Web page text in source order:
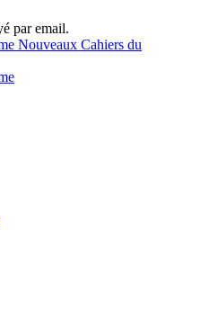
par email.
Nouveaux Cahiers du